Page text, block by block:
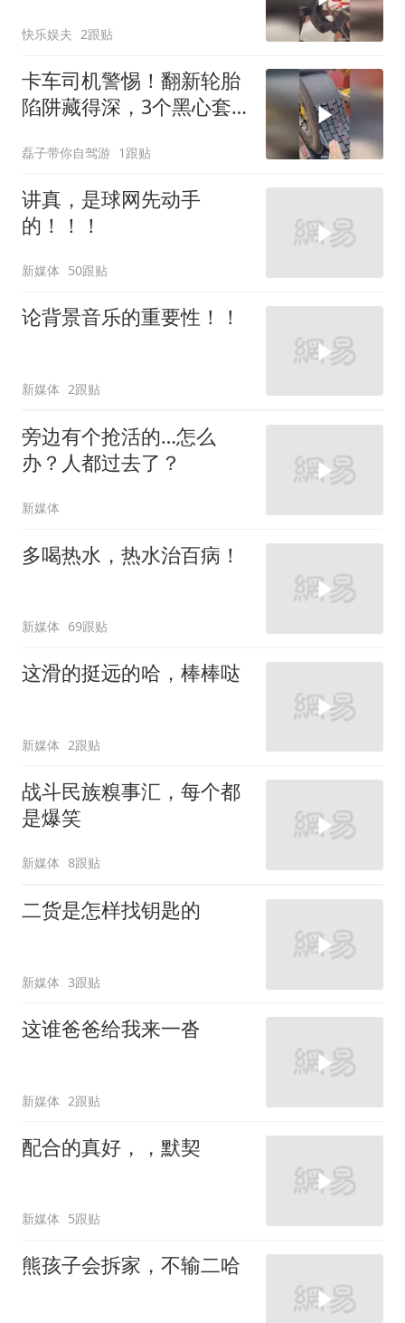
快乐娱夫 2跟贴
卡车司机警惕！翻新轮胎
陷阱藏得深，3个黑心套
磊子带你自驾游 1跟贴
讲真，是球网先动手
的！！！
新媒体 50跟贴
论背景音乐的重要性！！
新媒体 2跟贴
旁边有个抢活的…怎么
办？人都过去了？
新媒体
多喝热水，热水治百病！
新媒体 69跟贴
这滑的挺远的哈，棒棒哒
新媒体 2跟贴
战斗民族糗事汇，每个都
是爆笑
新媒体 8跟贴
二货是怎样找钥匙的
新媒体 3跟贴
这谁爸爸给我来一沓
新媒体 2跟贴
配合的真好，，默契
新媒体 5跟贴
熊孩子会拆家，不输二哈